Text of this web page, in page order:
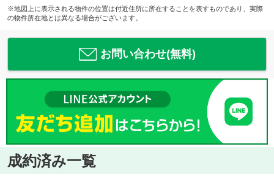
※地図上に表示される物件の位置は付近住所に所在することを表すものであり、実際
の物件所在地とは異なる場合がございます。
お問い合わせ(無料)
成約済み一覧